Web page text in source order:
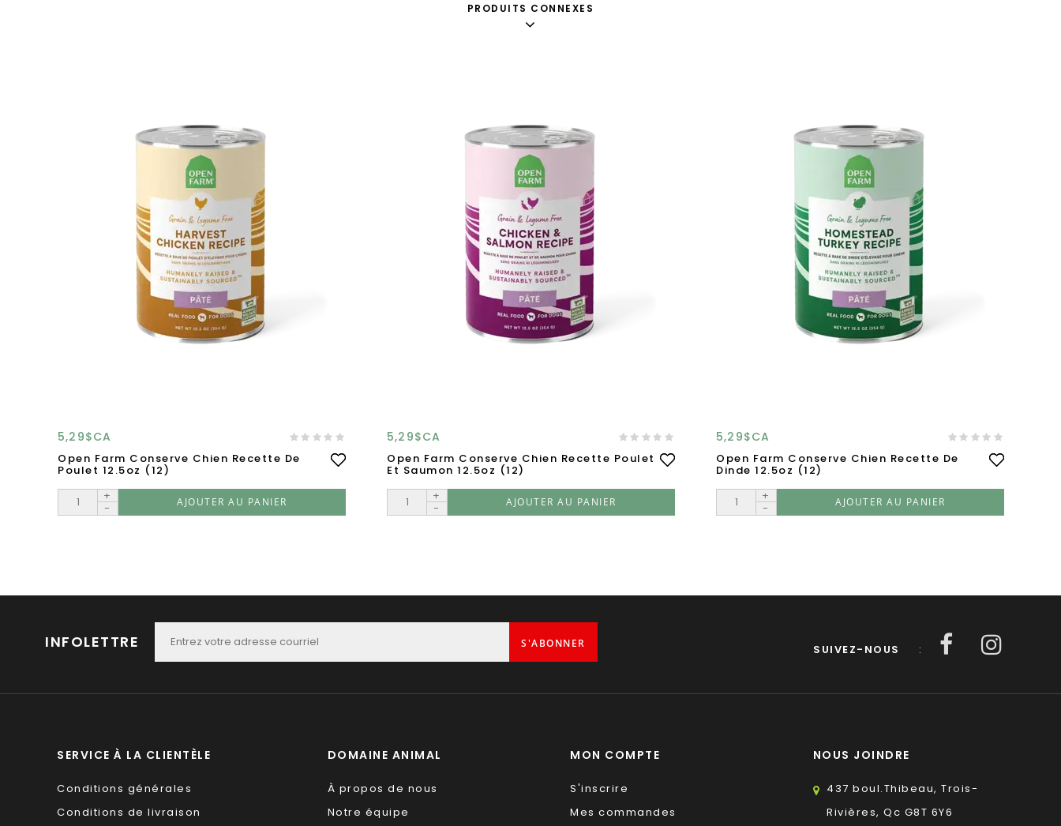
PRODUITS CONNEXES
5,29$CA
Open Farm Conserve Chien Recette De
Poulet 12.5oz (12)
+
-
AJOUTER AU PANIER
5,29$CA
Open Farm Conserve Chien Recette Poulet
Et Saumon 12.5oz (12)
+
-
AJOUTER AU PANIER
5,29$CA
Open Farm Conserve Chien Recette De
Dinde 12.5oz (12)
+
-
AJOUTER AU PANIER
INFOLETTRE S'ABONNER SUIVEZ-NOUS :
SERVICE À LA CLIENTÈLE
Conditions générales
Conditions de livraison
DOMAINE ANIMAL
À propos de nous
Notre équipe
MON COMPTE
S'inscrire
Mes commandes
NOUS JOINDRE
437 boul.Thibeau, Trois-
Rivières, Qc G8T 6Y6